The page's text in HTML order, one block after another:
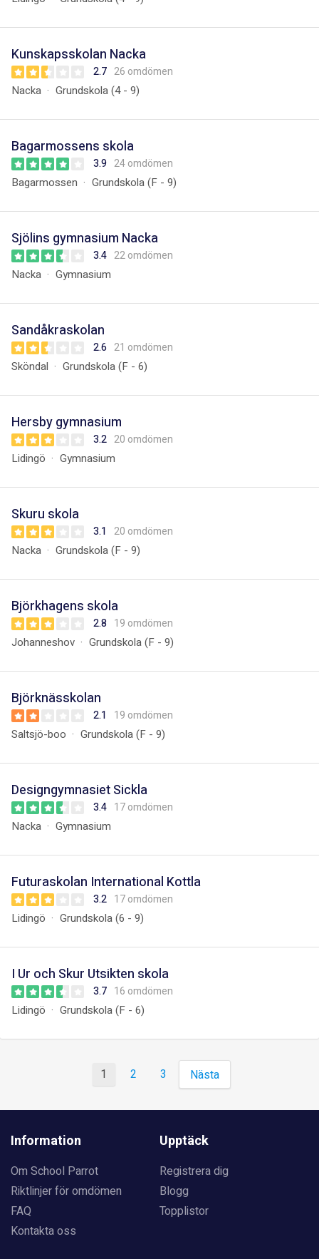
Kunskapsskolan Nacka
2.7 26 omdömen
Nacka Grundskola (4 - 9)
Bagarmossens skola
3.9 24 omdömen
Bagarmossen Grundskola (F - 9)
Sjölins gymnasium Nacka
3.4 22 omdömen
Nacka Gymnasium
Sandåkraskolan
2.6 21 omdömen
Sköndal Grundskola (F - 6)
Hersby gymnasium
3.2 20 omdömen
Lidingö Gymnasium
Skuru skola
3.1 20 omdömen
Nacka Grundskola (F - 9)
Björkhagens skola
2.8 19 omdömen
Johanneshov Grundskola (F - 9)
Björknässkolan
2.1 19 omdömen
Saltsjö-boo Grundskola (F - 9)
Designgymnasiet Sickla
3.4 17 omdömen
Nacka Gymnasium
Futuraskolan International Kottla
3.2 17 omdömen
Lidingö Grundskola (6 - 9)
I Ur och Skur Utsikten skola
3.7 16 omdömen
Lidingö Grundskola (F - 6)
1 2 3 Nästa
Information
Om School Parrot
Riktlinjer för omdömen
FAQ
Kontakta oss
Upptäck
Registrera dig
Blogg
Topplistor